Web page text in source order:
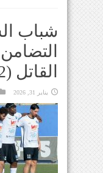
شباب
القاتل (2-1)
يناير 31, 2026